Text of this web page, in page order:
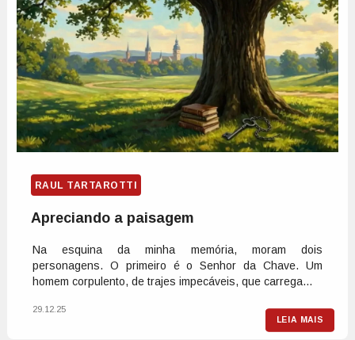
RAUL TARTAROTTI
Apreciando a paisagem
Na esquina da minha memória, moram dois
personagens. O primeiro é o Senhor da Chave. Um
homem corpulento, de trajes impecáveis, que carrega...
LEIA MAIS
29.12.25